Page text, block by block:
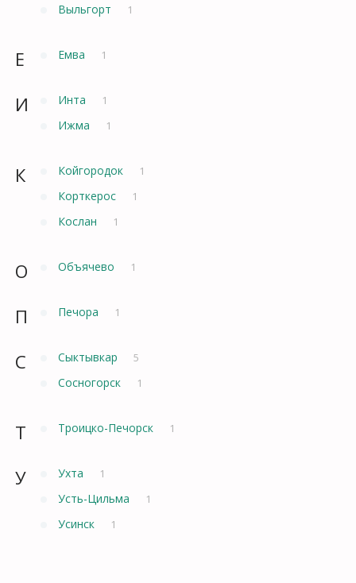
Выльгорт 1
Е Емва 1
И Инта 1
Ижма 1
К Койгородок 1
Корткерос 1
Кослан 1
О Объячево 1
П Печора 1
С Сыктывкар 5
Сосногорск 1
Т Троицко-Печорск 1
У Ухта 1
Усть-Цильма 1
Усинск 1